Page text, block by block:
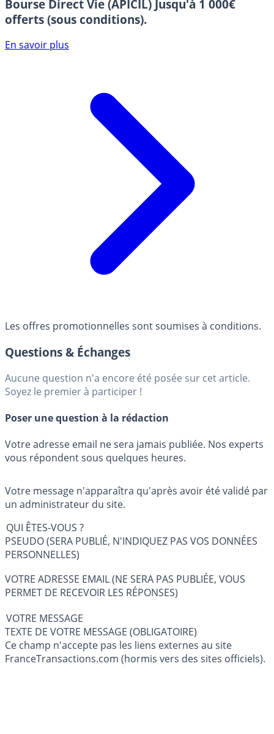
Bourse Direct Vie (APICIL) Jusqu'à 1 000€
offerts (sous conditions).
En savoir plus
Les offres promotionnelles sont soumises à conditions.
Questions & Échanges
Aucune question n'a encore été posée sur cet article.
Soyez le premier à participer !
Poser une question à la rédaction
Votre adresse email ne sera jamais publiée. Nos experts
vous répondent sous quelques heures.
Votre message n'apparaîtra qu'après avoir été validé par
un administrateur du site.
QUI ÊTES-VOUS ?
PSEUDO (SERA PUBLIÉ, N'INDIQUEZ PAS VOS DONNÉES
PERSONNELLES)
VOTRE ADRESSE EMAIL (NE SERA PAS PUBLIÉE, VOUS
PERMET DE RECEVOIR LES RÉPONSES)
VOTRE MESSAGE
TEXTE DE VOTRE MESSAGE (OBLIGATOIRE)
Ce champ n'accepte pas les liens externes au site
FranceTransactions.com (hormis vers des sites officiels).